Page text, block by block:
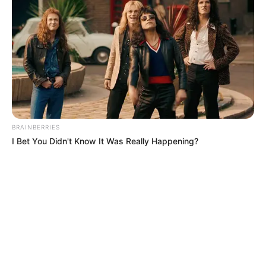
CUNDINAMARCA
MANTÉNGASE EN ALERTA
Tenemos todas las noticias que le
interesan. Para estar bien informado, por
favor, active las notificaciones de Alerta.
BRAINBERRIES
I Bet You Didn't Know It Was Really Happening?